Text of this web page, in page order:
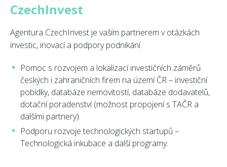
CzechInvest
Agentura CzechInvest je vaším partnerem v otázkách
investic, inovací a podpory podnikání.
Pomoc s rozvojem a lokalizací investičních záměrů
českých i zahraničních firem na území ČR – investiční
pobídky, databáze nemovitostí, databáze dodavatelů,
dotační poradenství (možnost propojení s TAČR a
dalšími partnery).
Podporu rozvoje technologických startupů –
Technologická inkubace a další programy.